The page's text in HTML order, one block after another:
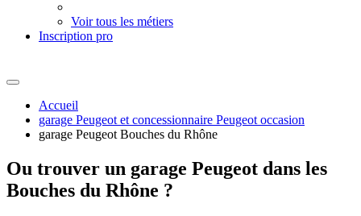
Voir tous les métiers
Inscription pro
Accueil
garage Peugeot et concessionnaire Peugeot occasion
garage Peugeot Bouches du Rhône
Ou trouver un garage Peugeot dans les
Bouches du Rhône ?